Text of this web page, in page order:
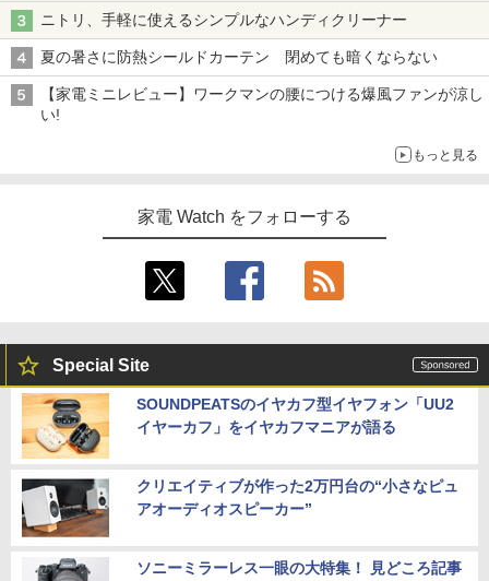
ニトリ、手軽に使えるシンプルなハンディクリーナー
夏の暑さに防熱シールドカーテン 閉めても暗くならない
【家電ミニレビュー】ワークマンの腰につける爆風ファンが涼し
い!
もっと見る
家電 Watch をフォローする
Special Site
SOUNDPEATSのイヤカフ型イヤフォン「UU2
イヤーカフ」をイヤカフマニアが語る
クリエイティブが作った2万円台の“小さなピュ
アオーディオスピーカー”
ソニーミラーレス一眼の大特集！ 見どころ記事